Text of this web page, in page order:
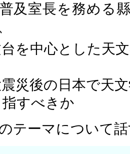
及室長を務める
を中心とした天
災後の日本で天
すべきか
テーマについて